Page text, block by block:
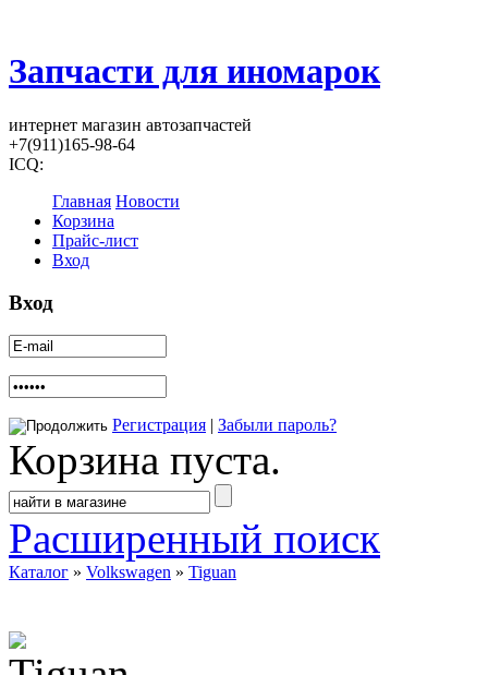
Запчасти для иномарок
интернет магазин автозапчастей
+7(911)165-98-64
ICQ:
Главная Новости
Корзина
Прайс-лист
Вход
Вход
Регистрация | Забыли пароль?
Корзина пуста.
Расширенный поиск
Каталог » Volkswagen » Tiguan